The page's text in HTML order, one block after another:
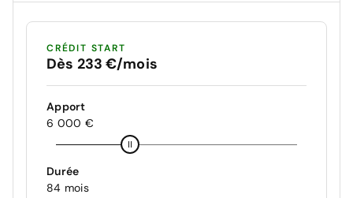
CRÉDIT START
Dès 233 €/mois
Apport
6 000 €
Durée
84 mois